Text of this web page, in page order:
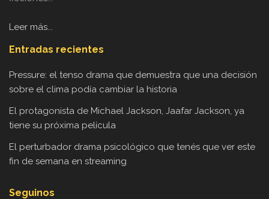
Leer más...
Entradas recientes
Pressure: el tenso drama que demuestra que una decisión
sobre el clima podía cambiar la historia
El protagonista de Michael Jackson, Jaafar Jackson, ya
tiene su próxima película
El perturbador drama psicológico que tenés que ver este
fin de semana en streaming
Seguinos